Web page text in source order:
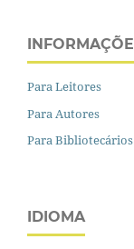
Para Leitores
Para Autores
Para Bibliotecários
IDIOMA